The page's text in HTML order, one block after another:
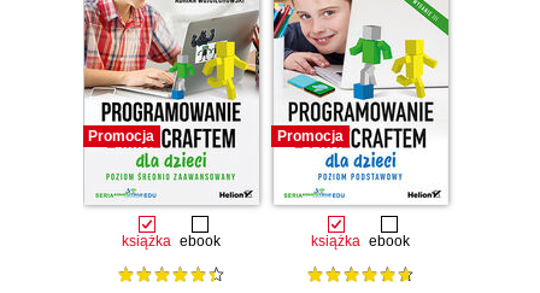
Promocja
książka ebook
Promocja
książka ebook